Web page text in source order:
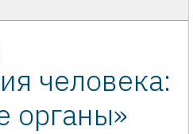
человека:
органы»